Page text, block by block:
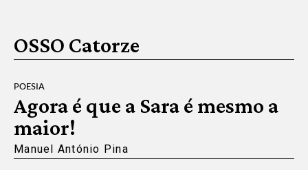
OSSO Catorze
POESIA
Agora é que a Sara é mesmo a
maior!
Manuel António Pina